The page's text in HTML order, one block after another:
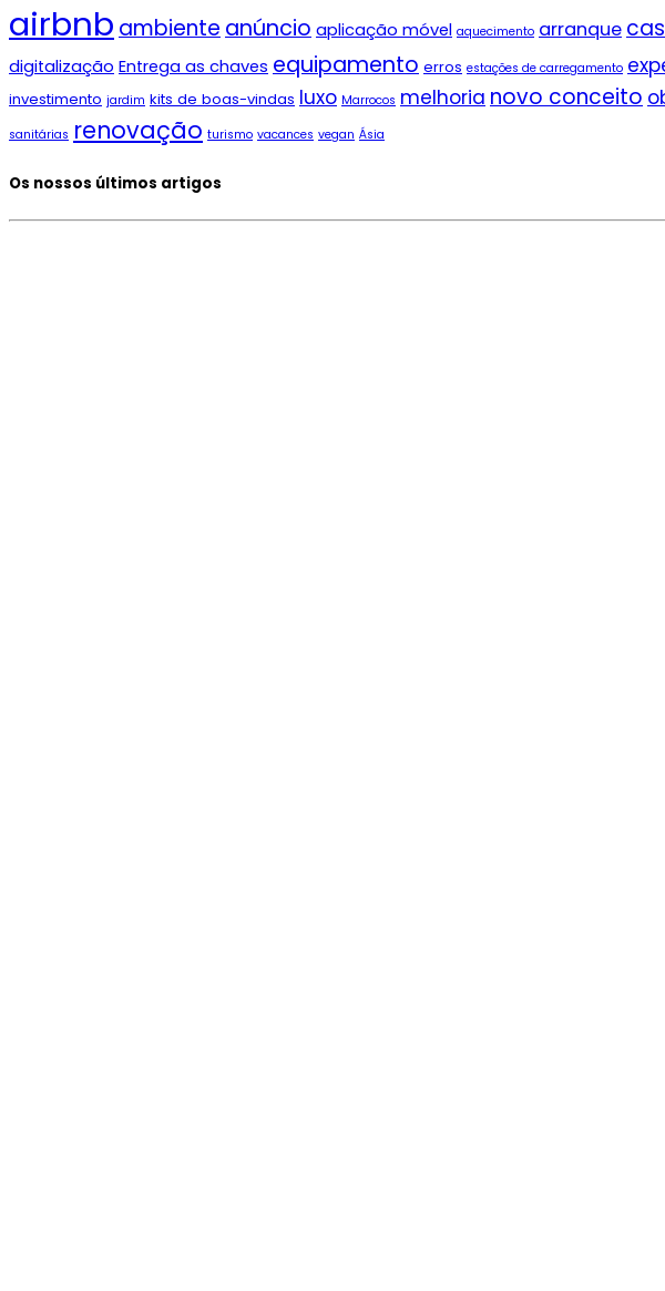
airbnbambienteanúncio aplicação móvel aquecimento arranque
digitalização Entrega as chaves equipamento erros estações de carregamento
investimento jardim kits de boas-vindas luxo Marrocos melhoria novo conceito
sanitárias renovação turismo vacances vegan Ásia
Os nossos últimos artigos